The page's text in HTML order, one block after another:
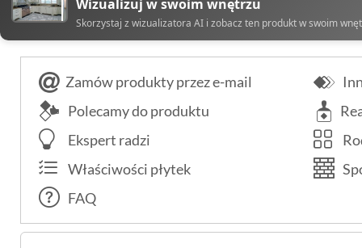
Wizualizuj w swoim wnętrzu
Skorzystaj z wizualizatora AI i zobacz ten produkt w swoim
Zamów produkty przez e-mail
Polecamy do produktu
Ekspert radzi
Właściwości płytek
FAQ